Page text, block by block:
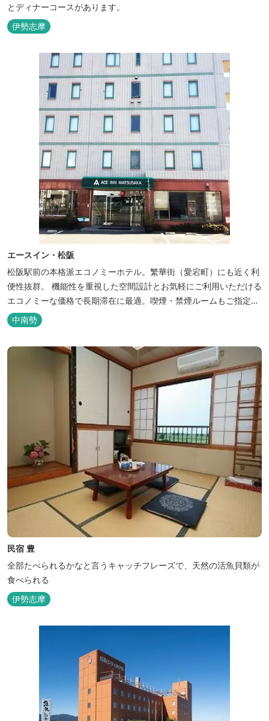
とディナーコースがあります。
伊勢志摩
エースイン・松阪
松阪駅前の本格派エコノミーホテル。繁華街（愛宕町）にも近く利
便性抜群。 機能性を重視した空間設計とお気軽にご利用いただける
エコノミーな価格で長期滞在に最適。喫煙・禁煙ルームもご指定い
ただけます。 無料サービス ・３０種類以上の和洋朝食ビュッフェ
（6:30～9:30） ・アルコールも無料のウェルカムドリンクサービス
（18:00～20:00）
中南勢
民宿 豊
全部たべられるかなと言うキャッチフレーズで、天然の活魚貝類が
食べられる
伊勢志摩